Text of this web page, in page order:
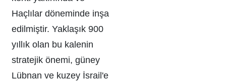
Haçlılar döneminde inşa
edilmiştir. Yaklaşık 900
yıllık olan bu kalenin
stratejik önemi, güney
Lübnan ve kuzey İsrail'e